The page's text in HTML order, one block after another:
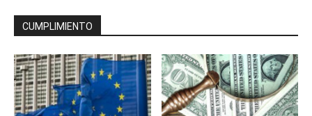
CUMPLIMIENTO